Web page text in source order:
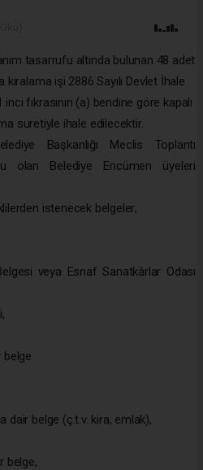
tasarrufu altında bulunan 48 adet
kiralama işi 2886 Sayılı Devlet İhale
fıkrasının (a) bendine göre kapalı
suretiyle ihale edilecektir.
Başkanlığı Meclis Toplantı
olan Belediye Encümen üyeleri
istenecek belgeler;
veya Esnaf Sanatkârlar Odası
belge
dair belge (ç.t.v. kira, emlak),
belge,